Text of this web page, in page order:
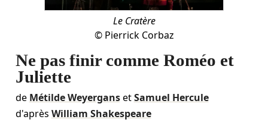
Le Cratère
© Pierrick Corbaz
Ne pas finir comme Roméo et
Juliette
de Métilde WeyergansetSamuel Hercule
d'après William Shakespeare